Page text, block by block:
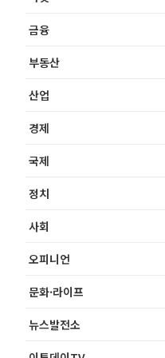
금융
부동산
산업
경제
국제
정치
사회
오피니언
문화·라이프
뉴스발전소